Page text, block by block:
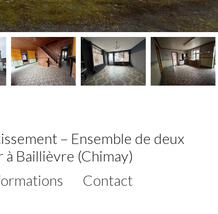
– Ensemble de deux
à Baillièvre (Chimay)
Contact